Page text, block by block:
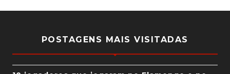
POSTAGENS MAIS VISITADAS